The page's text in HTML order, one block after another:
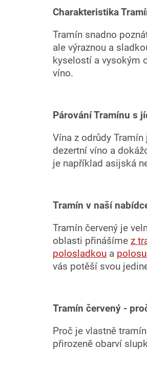
Charakteristika
Tramín snadno
ale výraznou a
kyselostí a vysokým
víno.
Párování Tramínu s
Vína z odrůdy
dezertní víno a
je například asijská
Tramín v naší
Tramín červený je
oblasti přinášíme z
polosladkou a
vás potěší svou
Tramín červený -
Proč je vlastně
přirozeně obarví